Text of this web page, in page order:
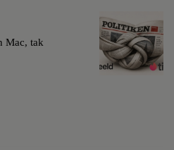
Mac, tak